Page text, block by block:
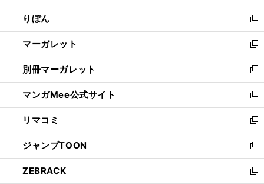
開
く
ウ
で
開
く
ン
ド
ウ
で
開
く
ウ
ィ
ン
ド
ウ
で
開
く
りぼん
新
し
い
ウ
ィ
ン
ド
ウ
で
開
く
マーガレット
新
し
い
ウ
ィ
ン
ド
ウ
で
開
く
別冊マーガレット
新
し
い
ウ
ィ
ン
ド
ウ
で
マンガMee公式サイト
新
し
い
ウ
ィ
ン
ド
リマコミ
新
し
い
ウ
ィ
ジャンプTOON
新
し
い
ZEBRACK
新